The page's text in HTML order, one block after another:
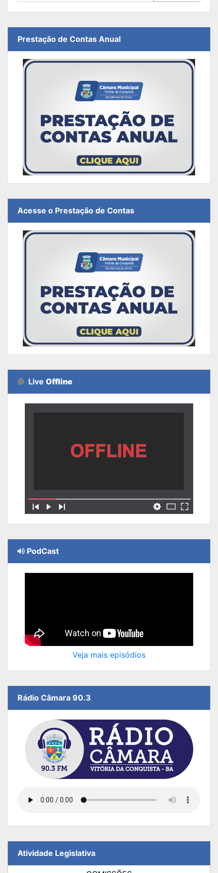
Prestação de Contas Anual
Acesse o Prestação de Contas
Live Offline
PodCast
Veja mais episódios
Rádio Câmara 90.3
Atividade Legislativa